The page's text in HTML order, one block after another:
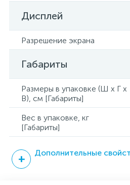
Дисплей
Разрешение экрана
Габариты
Размеры в упаковке (Ш x Г x
В), см [Габариты]
Вес в упаковке, кг
[Габариты]
Дополнительные